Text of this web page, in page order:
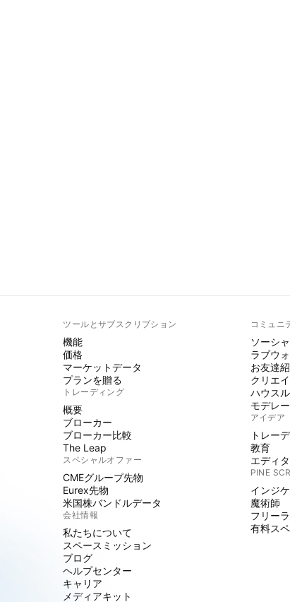
ツールとサブスクリプション
機能
価格
マーケットデータ
プランを贈る
トレーディング
概要
ブローカー
ブローカー比較
The Leap
スペシャルオファー
CMEグループ先物
Eurex先物
米国株バンドルデータ
会社情報
私たちについて
スペースミッション
ブログ
ヘルプセンター
キャリア
メディアキット
コミュニ
ソーシ
ラブウ
お友達
クリエ
ハウス
モデレ
アイデア
トレー
教育
エディ
PINE
インジ
魔術師
フリー
有料ス